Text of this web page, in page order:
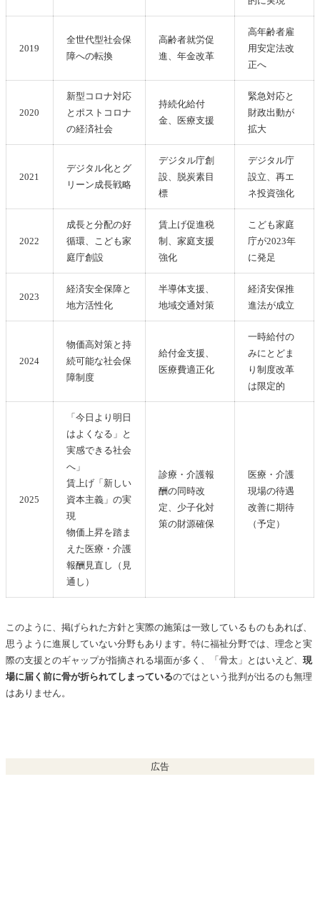
2019
全世代型社会保
障への転換
高齢者就労促
進、年金改革
高年齢者雇
用安定法改
正へ
2020
新型コロナ対応
とポストコロナ
の経済社会
持続化給付
金、医療支援
緊急対応と
財政出動が
拡大
2021
デジタル化とグ
リーン成長戦略
デジタル庁創
設、脱炭素目
標
デジタル庁
設立、再エ
ネ投資強化
2022
成長と分配の好
循環、こども家
庭庁創設
賃上げ促進税
制、家庭支援
強化
こども家庭
庁が2023年
に発足
2023
経済安全保障と
地方活性化
半導体支援、
地域交通対策
経済安保推
進法が成立
2024
物価高対策と持
続可能な社会保
障制度
給付金支援、
医療費適正化
一時給付の
みにとどま
り制度改革
は限定的
2025
「今日より明日
はよくなる」と
実感できる社会
へ」
賃上げ「新しい
資本主義」の実
現
物価上昇を踏ま
えた医療・介護
報酬見直し（見
通し）
診療・介護報
酬の同時改
定、少子化対
策の財源確保
医療・介護
現場の待遇
改善に期待
（予定）
このように、掲げられた方針と実際の施策は一致しているものもあれば、
思うように進展していない分野もあります。特に福祉分野では、理念と実
際の支援とのギャップが指摘される場面が多く、「骨太」とはいえど、 現
場に届く前に骨が折られてしまっているのではという批判が出るのも無理
はありません。
広告